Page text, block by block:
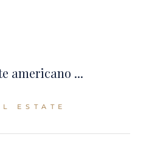
americano ...
ESTATE